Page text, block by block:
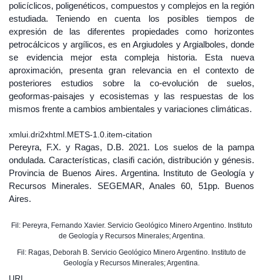
policíclicos, poligenéticos, compuestos y complejos en la región
estudiada. Teniendo en cuenta los posibles tiempos de
expresión de las diferentes propiedades como horizontes
petrocálcicos y argílicos, es en Argiudoles y Argialboles, donde
se evidencia mejor esta compleja historia. Esta nueva
aproximación, presenta gran relevancia en el contexto de
posteriores estudios sobre la co-evolución de suelos,
geoformas-paisajes y ecosistemas y las respuestas de los
mismos frente a cambios ambientales y variaciones climáticas.
xmlui.dri2xhtml.METS-1.0.item-citation
Pereyra, F.X. y Ragas, D.B. 2021. Los suelos de la pampa
ondulada. Características, clasifi cación, distribución y génesis.
Provincia de Buenos Aires. Argentina. Instituto de Geología y
Recursos Minerales. SEGEMAR, Anales 60, 51pp. Buenos
Aires.
Fil: Pereyra, Fernando Xavier. Servicio Geológico Minero Argentino. Instituto
de Geología y Recursos Minerales; Argentina.
Fil: Ragas, Deborah B. Servicio Geológico Minero Argentino. Instituto de
Geología y Recursos Minerales; Argentina.